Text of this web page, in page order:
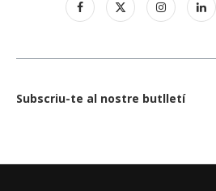
Subscriu-te al nostre butlletí